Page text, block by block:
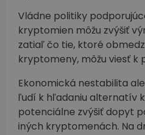
Vládne politiky
kryptomien môžu zvýšiť
zatiaľ čo tie, ktoré
kryptomeny, môžu viesť k
Ekonomická nestabilita
ľudí k hľadaniu alternatív
potenciálne zvýšiť dopyt
iných kryptomenách. Na